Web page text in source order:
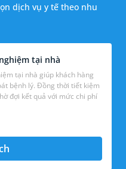
dịch vụ y tế theo nhu
tại nhà
tại nhà giúp khách hàng
bệnh lý. Đồng thời tiết kiệm